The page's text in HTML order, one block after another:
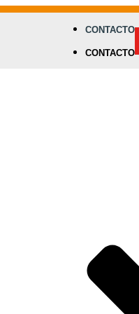
CONTACTO
CONTACTO